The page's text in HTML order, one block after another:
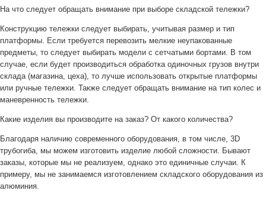
На что следует обращать внимание при выборе складской тележки?
Конструкцию тележки следует выбирать, учитывая размер и тип
платформы. Если требуется перевозить мелкие неупакованные
предметы, то следует выбирать модели с сетчатыми бортами. В том
случае, если будет производиться обработка одиночных грузов внутри
склада (магазина, цеха), то лучше использовать открытые платформы
или ручные тележки. Также следует обращать внимание на тип колес и
маневренность тележки.
Какие изделия вы производите на заказ? От какого количества?
Благодаря наличию современного оборудования, в том числе, 3D
трубогиба, мы можем изготовить изделие любой сложности. Бывают
заказы, которые мы не реализуем, однако это единичные случаи. К
примеру, мы не занимаемся изготовлением складского оборудования из
алюминия.